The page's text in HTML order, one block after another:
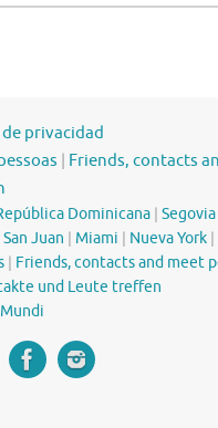
privacidad
Friends, contacts
Dominicana Segovia
San Juan Miami Nueva York
Friends, contacts and meet
und Leute treffen